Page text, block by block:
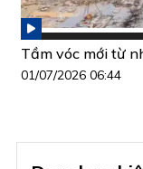
Tầm vóc mới từ
01/07/2026 06:44